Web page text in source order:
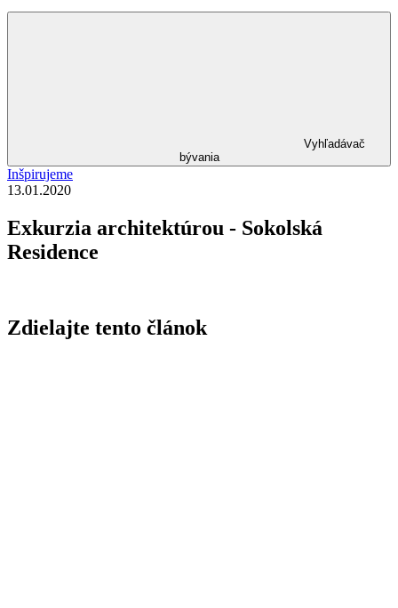
Vyhľadávač
bývania
Inšpirujeme
13.01.2020
Exkurzia architektúrou - Sokolská
Residence
Zdielajte tento článok